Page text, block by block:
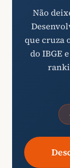
Não
que cruza
do IBGE